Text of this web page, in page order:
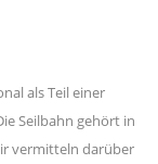
als Teil einer
Seilbahn gehört in
vermitteln darüber